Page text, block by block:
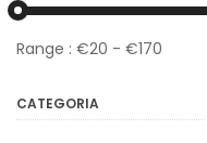
Range : €20 - €170
CATEGORIA